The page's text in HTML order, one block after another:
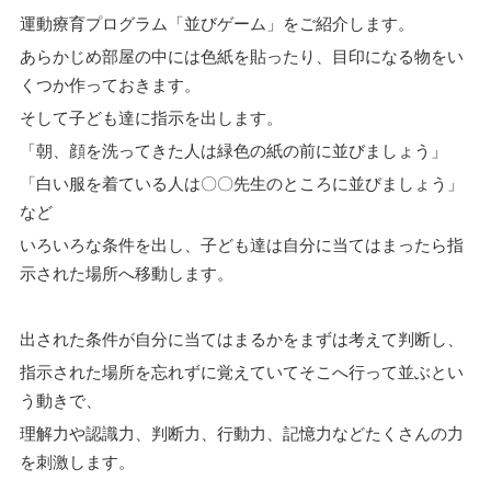
運動療育プログラム「並びゲーム」をご紹介します。
あらかじめ部屋の中には色紙を貼ったり、目印になる物をい
くつか作っておきます。
そして子ども達に指示を出します。
「朝、顔を洗ってきた人は緑色の紙の前に並びましょう」
「白い服を着ている人は〇〇先生のところに並びましょう」
など
いろいろな条件を出し、子ども達は自分に当てはまったら指
示された場所へ移動します。
出された条件が自分に当てはまるかをまずは考えて判断し、
指示された場所を忘れずに覚えていてそこへ行って並ぶとい
う動きで、
理解力や認識力、判断力、行動力、記憶力などたくさんの力
を刺激します。